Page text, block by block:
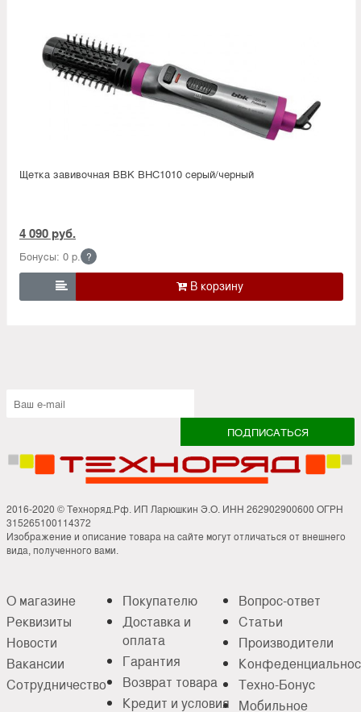
Щетка завивочная BBK BHC1010 серый/черный
4 090 руб.
Бонусы: 0 р. ?

2016-2020 © Техноряд.Рф. ИП Ларюшкин Э.О. ИНН 262902900600 ОГРН
315265100114372
Изображение и описание товара на сайте могут отличаться от внешнего
вида, полученного вами.
О магазине
Реквизиты
Новости
Вакансии
Сотрудничество
Покупателю
Доставка и
оплата
Гарантия
Возврат товара
Кредит и условия
Вопрос-ответ
Статьи
Производители
Техно-Бонус
Мобильное